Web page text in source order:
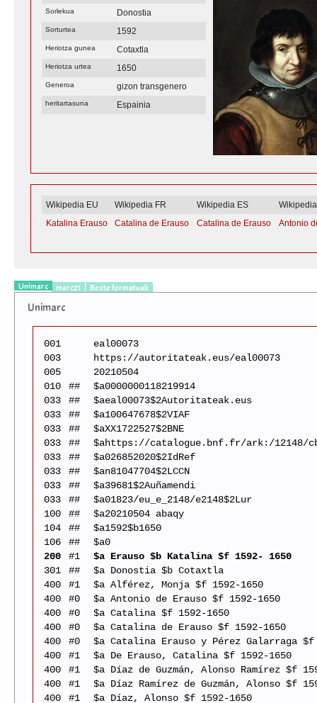
Sorlekua Donostia
Sorturtea 1592
Heriotza gunea Cotaxtla
Heriotza urtea 1650
Generoa gizon transgenero
heritartasuna Espainia
Wikipedia EU Wikipedia FR Wikipedia ES
Katalina Erauso
Catalina de Erauso Catalina de Erauso Antonio
Unimarc marc21 Beste formatuak
Unimarc
001
eal00073
003
https://autoritateak.eus/eal00073
005
20210504
010
##
$a0000000118219914
033
##
$aeal00073$2Autoritateak.eus
033
##
$a100647678$2VIAF
033
##
$aXX1722527$2BNE
033
##
$ahttps://catalogue.bnf.fr/ark:/12148/
033
##
$a026852020$2IdRef
033
##
$an81047704$2LCCN
033
##
$a39681$2Auñamendi
033
##
$a01823/eu_e_2148/e2148$2Lur
100
##
$a20210504 abaqy
104
##
$a1592$b1650
106
##
$a0
200
#1
$a Erauso $b Katalina $f 1592- 1650
301
##
$a Donostia $b Cotaxtla
400
#1
$a Alférez, Monja $f 1592-1650
400
#0
$a Antonio de Erauso $f 1592-1650
400
#0
$a Catalina $f 1592-1650
400
#0
$a Catalina de Erauso $f 1592-1650
400
#0
$a Catalina Erauso y Pérez Galarraga $f
400
#1
$a De Erauso, Catalina $f 1592-1650
400
#1
$a Díaz de Guzmán, Alonso Ramírez $f
400
#1
$a Díaz Ramírez de Guzmán, Alonso $f
400
#1
$a Díaz, Alonso $f 1592-1650